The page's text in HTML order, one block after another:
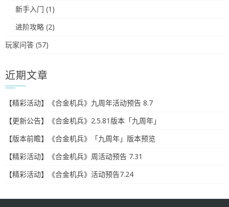
新手入门 (1)
进阶攻略 (2)
玩家问答 (57)
近期文章
【精彩活动】《合金机兵》九周年活动预告 8.7
【更新公告】《合金机兵》2.5.81版本「九周年」
【版本前瞻】《合金机兵》「九周年」版本预览
【精彩活动】《合金机兵》周活动预告 7.31
【精彩活动】《合金机兵》活动预告7.24